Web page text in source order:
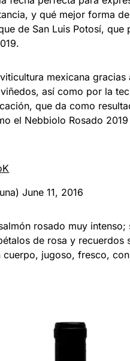
y qué mejor forma
de San Luis Potosí, que
mexicana
así como por la
que da como
el Nebbiolo Rosado
June 11, 2016
rosado muy
de rosa y recuerdos
jugoso, fresco,